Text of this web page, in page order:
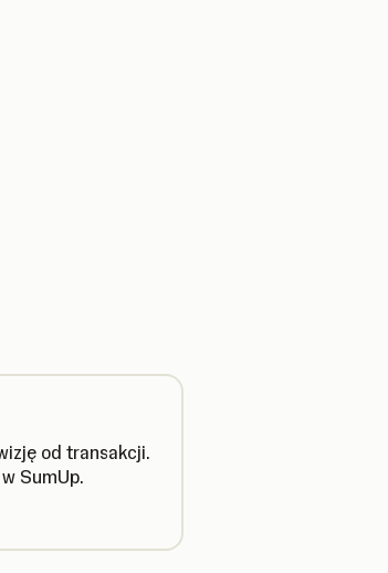
od transakcji.
SumUp.